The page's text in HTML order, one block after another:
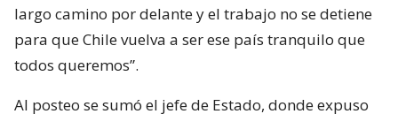
largo camino por delante y el trabajo no se detiene
para que Chile vuelva a ser ese país tranquilo que
todos queremos”.
Al posteo se sumó el jefe de Estado, donde expuso